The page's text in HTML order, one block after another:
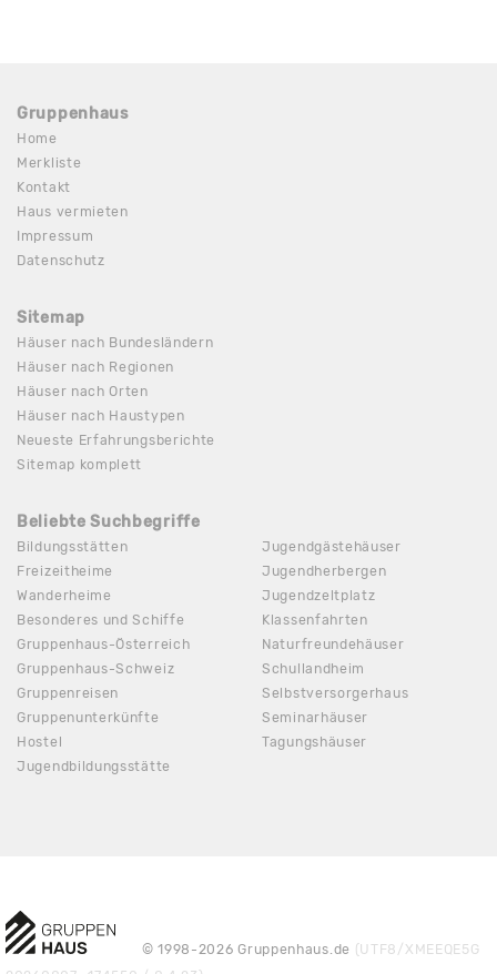
Gruppenhaus
Home
Merkliste
Kontakt
Haus vermieten
Impressum
Datenschutz
Sitemap
Häuser nach Bundesländern
Häuser nach Regionen
Häuser nach Orten
Häuser nach Haustypen
Neueste Erfahrungsberichte
Sitemap komplett
Beliebte Suchbegriffe
Bildungsstätten
Freizeitheime
Wanderheime
Besonderes und Schiffe
Gruppenhaus-Österreich
Gruppenhaus-Schweiz
Gruppenreisen
Gruppenunterkünfte
Hostel
Jugendbildungsstätte
Jugendgästehäuser
Jugendherbergen
Jugendzeltplatz
Klassenfahrten
Naturfreundehäuser
Schullandheim
Selbstversorgerhaus
Seminarhäuser
Tagungshäuser
© 1998-2026 Gruppenhaus.de (UTF8/XMEEQE5G